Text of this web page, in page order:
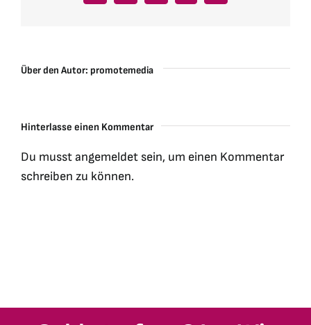
Über den Autor: promotemedia
Hinterlasse einen Kommentar
Du musstangemeldet sein, um einen Kommentar
schreiben zu können.